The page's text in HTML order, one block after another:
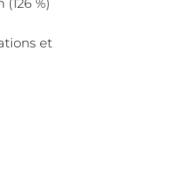
%)
et